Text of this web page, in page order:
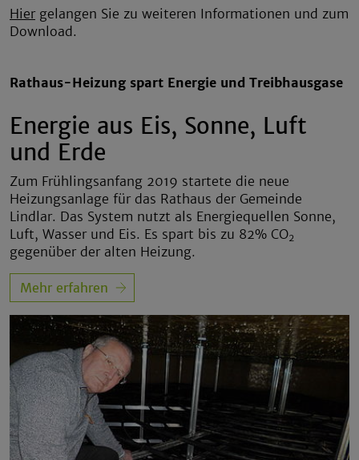
Hiergelangen Sie zu weiteren Informationen und zum
Download.
Rathaus-Heizung spart Energie und Treibhausgase
Energie aus Eis, Sonne, Luft
und Erde
Zum Frühlingsanfang 2019 startete die neue
Heizungsanlage für das Rathaus der Gemeinde
Lindlar. Das System nutzt als Energiequellen Sonne,
Luft, Wasser und Eis. Es spart bis zu 82% CO2
gegenüber der alten Heizung.
Mehr erfahren